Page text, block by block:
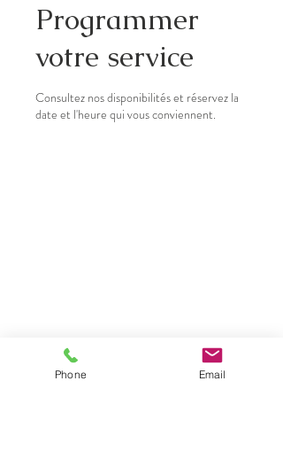
Programmer
votre service
Consultez nos disponibilités et réservez la
date et l'heure qui vous conviennent.
Phone Email